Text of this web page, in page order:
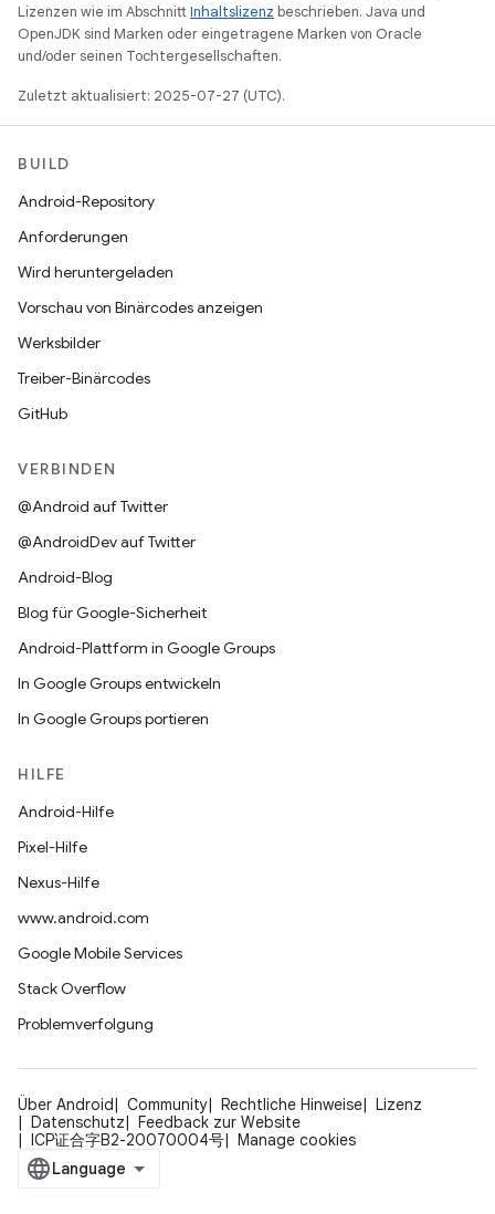
Lizenzen wie im AbschnittInhaltslizenz beschrieben. Java und
OpenJDK sind Marken oder eingetragene Marken von Oracle
und/oder seinen Tochtergesellschaften.
Zuletzt aktualisiert: 2025-07-27 (UTC).
BUILD
Android-Repository
Anforderungen
Wird heruntergeladen
Vorschau von Binärcodes anzeigen
Werksbilder
Treiber-Binärcodes
GitHub
VERBINDEN
@Android auf Twitter
@AndroidDev auf Twitter
Android-Blog
Blog für Google-Sicherheit
Android-Plattform in Google Groups
In Google Groups entwickeln
In Google Groups portieren
HILFE
Android-Hilfe
Pixel-Hilfe
Nexus-Hilfe
www.android.com
Google Mobile Services
Stack Overflow
Problemverfolgung
Über Android Community Rechtliche Hinweise
Lizenz
Datenschutz
Feedback zur Website
ICP证合字B2-20070004号
Manage cookies